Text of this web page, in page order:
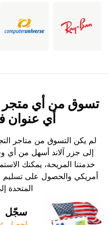
تسوق من أي
أي عنوان
لم يكن التسوق من متاجر
خدمتنا المريحة، يمكنك
أمريكي والحصول على تسليم
المتحدة
سجّل